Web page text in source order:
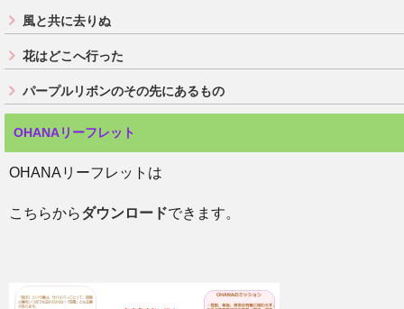
風と共に去りぬ
花はどこへ行った
パープルリボンのその先にあるもの
OHANAリーフレット
OHANAリーフレットは
こちらからダウンロードできます。